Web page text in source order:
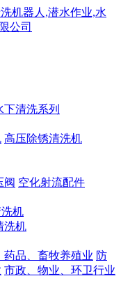
下清洗系列
高压除锈清洗机
阀 空化射流配件
机
洗机
药品、畜牧养殖业 防
市政、物业、环卫行业